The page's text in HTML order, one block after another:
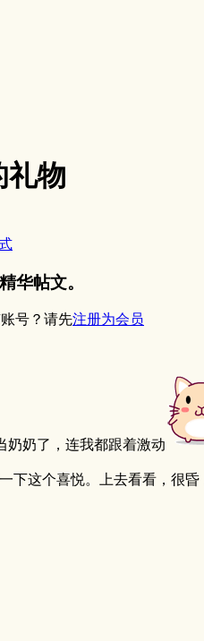
礼物
华帖文。
号？请先注册为会员
奶奶了，连我都跟着激动
下这个喜悦。上去看看，很